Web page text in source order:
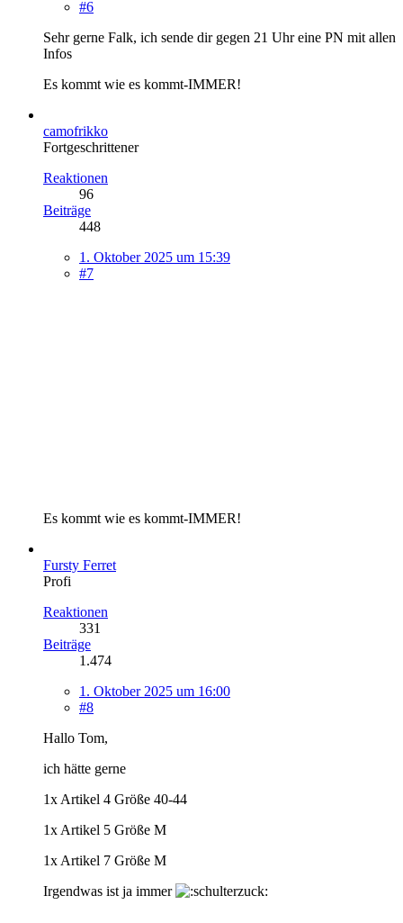
#6
Sehr gerne Falk, ich sende dir gegen 21 Uhr eine PN mit allen
Infos
Es kommt wie es kommt-IMMER!
camofrikko
Fortgeschrittener
Reaktionen
96
Beiträge
448
1. Oktober 2025 um 15:39
#7
Es kommt wie es kommt-IMMER!
Fursty Ferret
Profi
Reaktionen
331
Beiträge
1.474
1. Oktober 2025 um 16:00
#8
Hallo Tom,
ich hätte gerne
1x Artikel 4 Größe 40-44
1x Artikel 5 Größe M
1x Artikel 7 Größe M
Irgendwas ist ja immer